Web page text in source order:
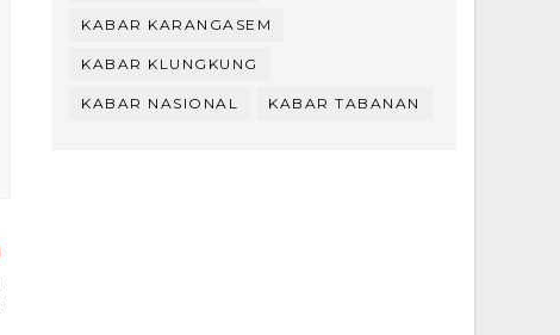
KABAR KARANGASEM
KABAR KLUNGKUNG
KABAR NASIONAL KABAR TABANAN